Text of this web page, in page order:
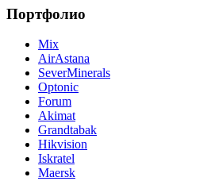
Портфолио
Mix
AirAstana
SeverMinerals
Optonic
Forum
Akimat
Grandtabak
Hikvision
Iskratel
Maersk